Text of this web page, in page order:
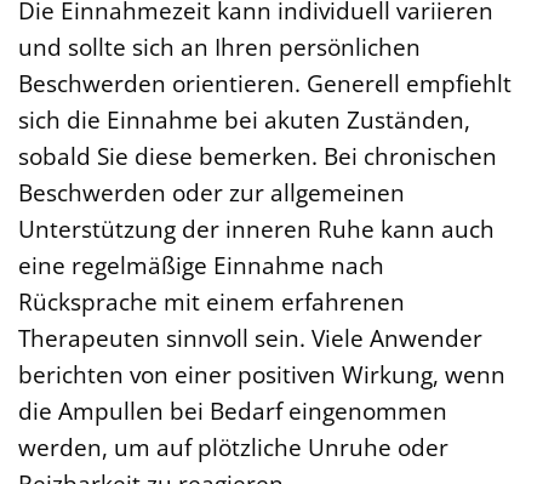
Die Einnahmezeit kann individuell variieren
und sollte sich an Ihren persönlichen
Beschwerden orientieren. Generell empfiehlt
sich die Einnahme bei akuten Zuständen,
sobald Sie diese bemerken. Bei chronischen
Beschwerden oder zur allgemeinen
Unterstützung der inneren Ruhe kann auch
eine regelmäßige Einnahme nach
Rücksprache mit einem erfahrenen
Therapeuten sinnvoll sein. Viele Anwender
berichten von einer positiven Wirkung, wenn
die Ampullen bei Bedarf eingenommen
werden, um auf plötzliche Unruhe oder